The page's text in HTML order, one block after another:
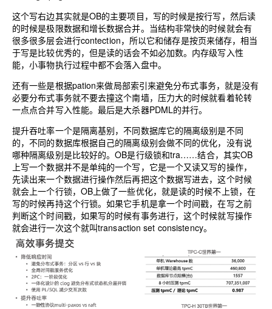
这个写右边其实就是OB的主要项目，写的时候是按行写，然后读
的时候是极限数据和增长数据合并。当结构非常快的时候就会有
很多很多层会进行contection，所以它和储存是按页来储存，相当
于写是比较优秀的，但是读的话会不如必加数。内存级写入性
能，小事物执行过程中都不会落入盘中。
还有一些是根据pation来做局部索引来避免分布式事务，就是没有
必要分布式事务就不要去撞这个南墙，压力大的时候就看着轮转
一点点合并写入性能。最后是大杀器PDML的并行。
提升吞吐率一个是隔离基别，不同数据库它的隔离级别是不同
的，不同的数据库根据自己的隔离级别会做不同的优化，没有说
哪种隔离级别是比较好的。OB是行级锁和tra……结合，其实OB
上写一个数据并不是单纯的一个写，它是一个又读又写的操作，
先读出来一个数据进行操作然后再把这个数据写进去，这个时候
就会上一个行锁，OB上做了一些优化，就是读的时候不上锁，在
写的时候再持这个行锁。如果它手机是拿一个时间戳，在写之前
判断这个时间戳，如果写的时候有事务进行，这个时候就写操作
就会进行一次这个就叫transaction set consistency。